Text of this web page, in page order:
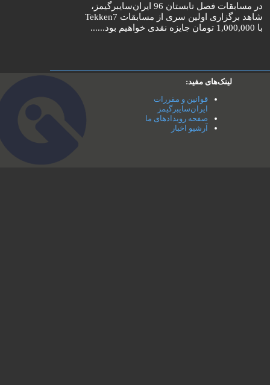
در مسابقات فصل تابستان 96 ایران‌سایبرگیمز،
شاهد برگزاری اولین سری از مسابقات Tekken7
با 1,000,000 تومان جایزه نقدی خواهیم بود......
لینک‌های مفید:
قوانین و مقررات
ایران‌سایبرگیمز
صفحه رویدادهای ما
آرشیو اخبار